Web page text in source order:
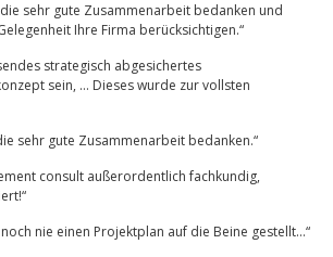
sehr gute Zusammenarbeit bedanken und
Ihre Firma berücksichtigen.“
strategisch abgesichertes
sein, … Dieses wurde zur vollsten
sehr gute Zusammenarbeit bedanken.“
consult außerordentlich fachkundig,
nie einen Projektplan auf die Beine gestellt…“